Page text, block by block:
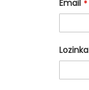
Email
Lozinka